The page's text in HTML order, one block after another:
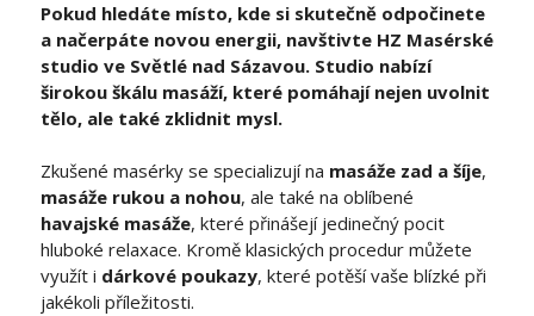
Pokud hledáte místo, kde si skutečně odpočinete
a načerpáte novou energii, navštivte HZ Masérské
studio ve Světlé nad Sázavou. Studio nabízí
širokou škálu masáží, které pomáhají nejen uvolnit
tělo, ale také zklidnit mysl.
Zkušené masérky se specializují na masáže zad a šíje,
masáže rukou a nohou, ale také na oblíbené
havajské masáže, které přinášejí jedinečný pocit
hluboké relaxace. Kromě klasických procedur můžete
využít i dárkové poukazy, které potěší vaše blízké při
jakékoli příležitosti.